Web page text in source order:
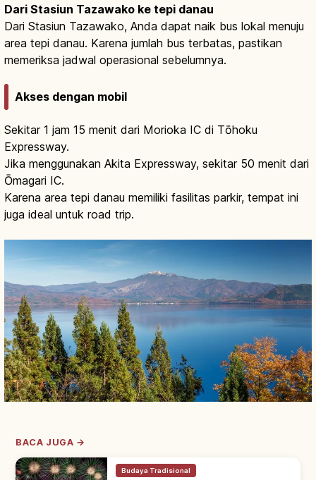
Dari Stasiun Tazawako ke tepi danau
Dari Stasiun Tazawako, Anda dapat naik bus lokal menuju
area tepi danau. Karena jumlah bus terbatas, pastikan
memeriksa jadwal operasional sebelumnya.
Akses dengan mobil
Sekitar 1 jam 15 menit dari Morioka IC di Tōhoku
Expressway.
Jika menggunakan Akita Expressway, sekitar 50 menit dari
Ōmagari IC.
Karena area tepi danau memiliki fasilitas parkir, tempat ini
juga ideal untuk road trip.
BACA JUGA →
Budaya Tradisional